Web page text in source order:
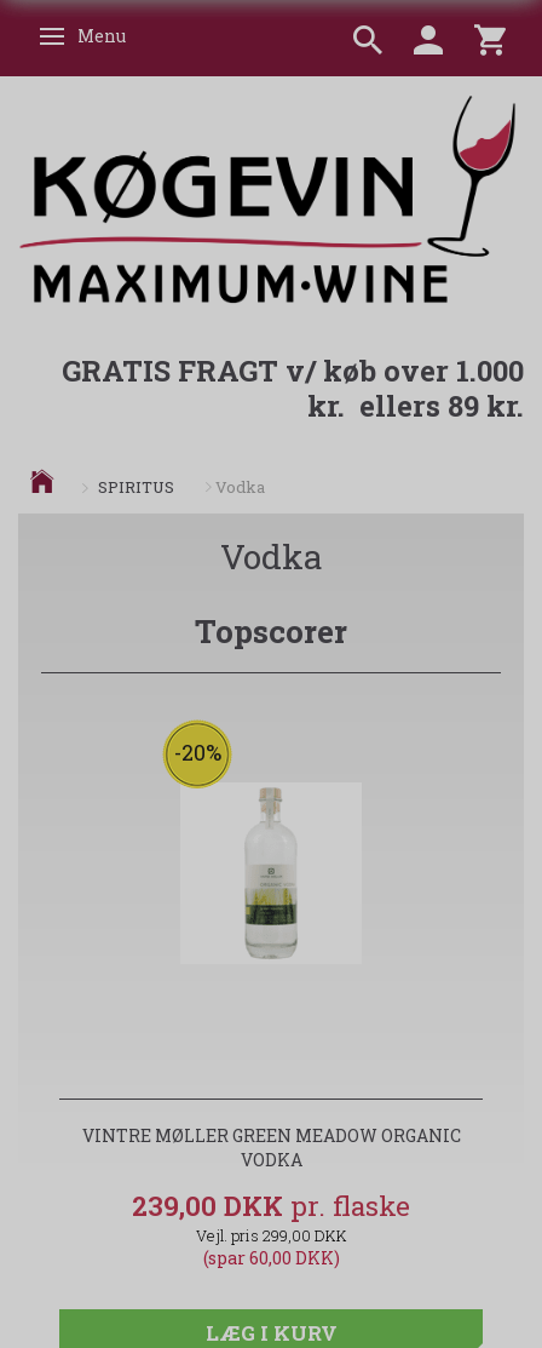
Skifte navigation
Menu
GRATIS FRAGT v/ køb over 1.000
kr. ellers 89 kr.
SPIRITUS Vodka
Vodka
Topscorer
-20%
VINTRE MØLLER GREEN MEADOW ORGANIC
VODKA
239,00 DKK
299,00 DKK
(spar 60,00 DKK)
LÆG I KURV